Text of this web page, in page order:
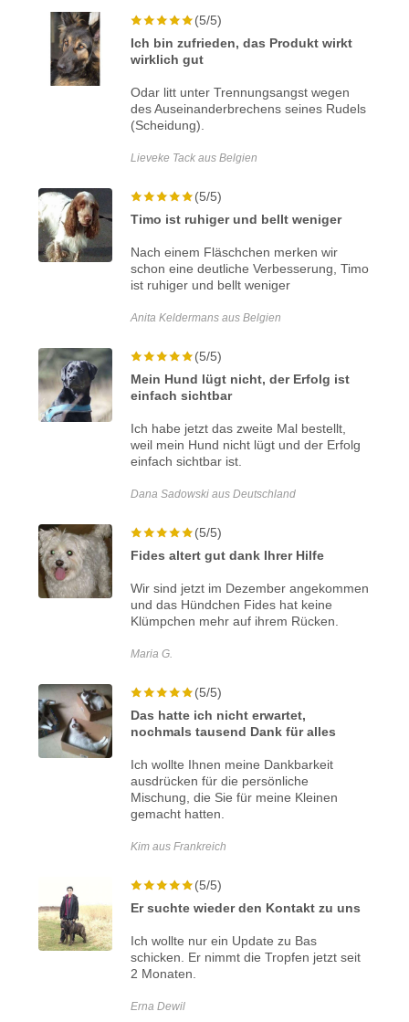
(5/5)
Ich bin zufrieden, das Produkt wirkt
wirklich gut
Odar litt unter Trennungsangst wegen
des Auseinanderbrechens seines Rudels
(Scheidung).
Lieveke Tack aus Belgien
(5/5)
Timo ist ruhiger und bellt weniger
Nach einem Fläschchen merken wir
schon eine deutliche Verbesserung, Timo
ist ruhiger und bellt weniger
Anita Keldermans aus Belgien
(5/5)
Mein Hund lügt nicht, der Erfolg ist
einfach sichtbar
Ich habe jetzt das zweite Mal bestellt,
weil mein Hund nicht lügt und der Erfolg
einfach sichtbar ist.
Dana Sadowski aus Deutschland
(5/5)
Fides altert gut dank Ihrer Hilfe
Wir sind jetzt im Dezember angekommen
und das Hündchen Fides hat keine
Klümpchen mehr auf ihrem Rücken.
Maria G.
(5/5)
Das hatte ich nicht erwartet,
nochmals tausend Dank für alles
Ich wollte Ihnen meine Dankbarkeit
ausdrücken für die persönliche
Mischung, die Sie für meine Kleinen
gemacht hatten.
Kim aus Frankreich
(5/5)
Er suchte wieder den Kontakt zu uns
Ich wollte nur ein Update zu Bas
schicken. Er nimmt die Tropfen jetzt seit
2 Monaten.
Erna Dewil